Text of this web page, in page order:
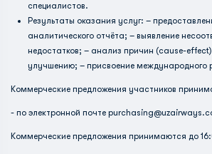
специалистов.
Результаты оказания услуг: –
аналитического отчёта; – выявление
недостатков; – анализ причин (cause-
улучшению; – присвоение международного
Коммерческие предложения участников
- по электронной почте
Коммерческие предложения принимаются до